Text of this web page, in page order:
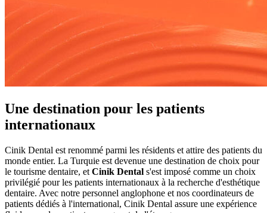
Une destination pour les patients
internationaux
Cinik Dental est renommé parmi les résidents et attire des patients du
monde entier. La Turquie est devenue une destination de choix pour
le tourisme dentaire, et Cinik Dental s'est imposé comme un choix
privilégié pour les patients internationaux à la recherche d'esthétique
dentaire. Avec notre personnel anglophone et nos coordinateurs de
patients dédiés à l'international, Cinik Dental assure une expérience